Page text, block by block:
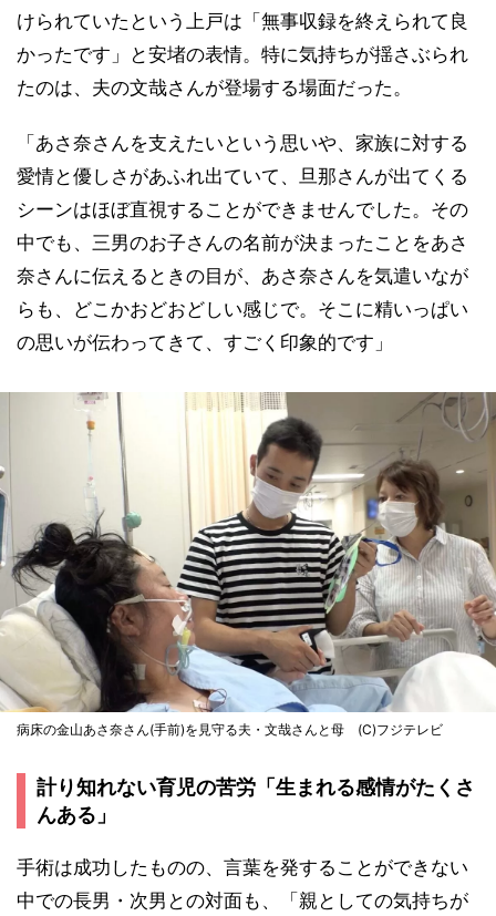
けられていたという上戸は「無事収録を終えられて良
かったです」と安堵の表情。特に気持ちが揺さぶられ
たのは、夫の文哉さんが登場する場面だった。
「あさ奈さんを支えたいという思いや、家族に対する
愛情と優しさがあふれ出ていて、旦那さんが出てくる
シーンはほぼ直視することができませんでした。その
中でも、三男のお子さんの名前が決まったことをあさ
奈さんに伝えるときの目が、あさ奈さんを気遣いなが
らも、どこかおどおどしい感じで。そこに精いっぱい
の思いが伝わってきて、すごく印象的です」
病床の金山あさ奈さん(手前)を見守る夫・文哉さんと母 (C)フジテレビ
計り知れない育児の苦労「生まれる感情がたくさ
んある」
手術は成功したものの、言葉を発することができない
中での長男・次男との対面も、「親としての気持ちが